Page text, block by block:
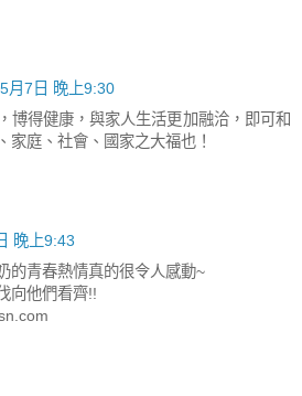
月7日 晚上9:30
博得健康，與家人生活更加融洽，即可和
家庭、社會、國家之大福也！
晚上9:43
的青春熱情真的很令人感動~
向他們看齊!!